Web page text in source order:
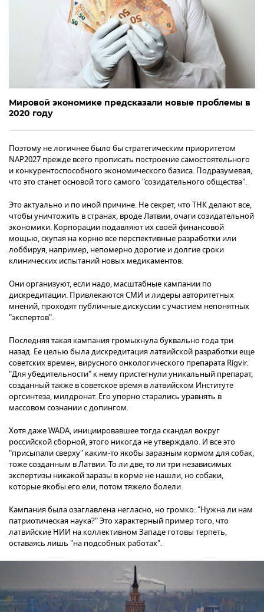
Мировой экономике предсказали новые проблемы в
2020 году
Поэтому не логичнее было бы стратегическим приоритетом
NAP2027 прежде всего прописать построение самостоятельного
и конкурентоспособного экономического базиса. Подразумевая,
что это станет основой того самого "созидательного общества".
Это актуально и по иной причине. Не секрет, что ТНК делают все,
чтобы уничтожить в странах, вроде Латвии, очаги созидательной
экономики. Корпорации подавляют их своей финансовой
мощью, скупая на корню все перспективные разработки или
лоббируя, например, непомерно дорогие и долгие сроки
клинических испытаний новых медикаментов.
Они организуют, если надо, масштабные кампании по
дискредитации. Привлекаются СМИ и лидеры авторитетных
мнений, проходят публичные дискуссии с участием непонятных
"экспертов".
Последняя такая кампания громыхнула буквально года три
назад. Ее целью была дискредитация латвийской разработки еще
советских времен, вирусного онкологического препарата Rigvir.
"Для убедительности" к нему пристегнули уникальный препарат,
созданный также в советское время в латвийском Институте
оргсинтеза, милдронат. Его упорно старались уравнять в
массовом сознании с допингом.
Хотя даже WADA, инициировавшее тогда скандал вокруг
российской сборной, этого никогда не утверждало. И все это
"присыпали сверху" каким-то якобы заразным кормом для собак,
тоже созданным в Латвии. То ли две, то ли три независимых
экспертизы никакой заразы в корме не нашли, но собаки,
которые якобы его ели, потом тяжело болели.
Кампания была озаглавлена негласно, но громко: "Нужна ли нам
патриотическая наука?" Это характерный пример того, что
латвийские НИИ на коллективном Западе готовы терпеть,
оставаясь лишь "на подсобных работах".